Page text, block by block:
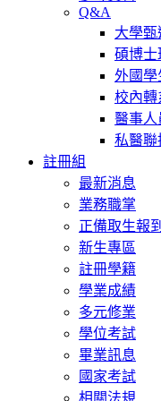
Q&A
大學甄
碩博士
外國學
校內轉
醫事人
私醫聯
註冊組
最新消息
業務職掌
正備取生報
新生專區
註冊學籍
學業成績
多元修業
學位考試
畢業訊息
國家考試
相關法規